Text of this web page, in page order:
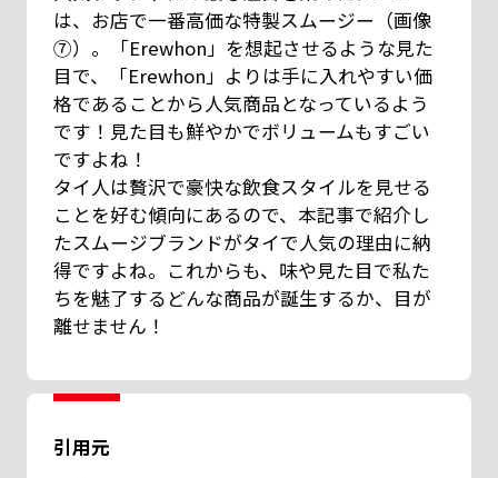
は、お店で一番高価な特製スムージー（画像
⑦）。「Erewhon」を想起させるような見た
目で、「Erewhon」よりは手に入れやすい価
格であることから人気商品となっているよう
です！見た目も鮮やかでボリュームもすごい
ですよね！
タイ人は贅沢で豪快な飲食スタイルを見せる
ことを好む傾向にあるので、本記事で紹介し
たスムージブランドがタイで人気の理由に納
得ですよね。これからも、味や見た目で私た
ちを魅了するどんな商品が誕生するか、目が
離せません！
引用元